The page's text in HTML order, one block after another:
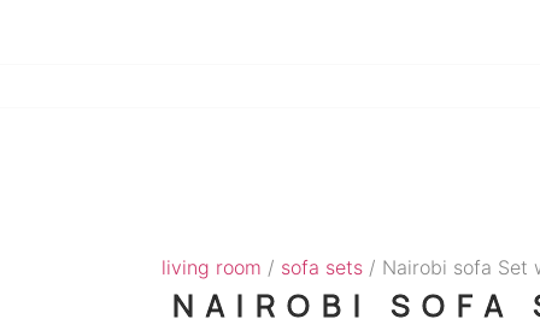
living room / sofa sets/ Nairobi sofa Set
NAIROBI SOFA